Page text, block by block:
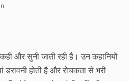
कही और सुनी जाती रही है। उन कहानियों
डरावनी होती है और रोचकता से भरी